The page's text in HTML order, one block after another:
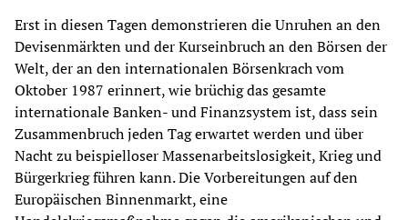
Erst in diesen Tagen demonstrieren die Unruhen an den
Devisenmärkten und der Kurseinbruch an den Börsen der
Welt, der an den internationalen Börsenkrach vom
Oktober 1987 erinnert, wie brüchig das gesamte
internationale Banken- und Finanzsystem ist, dass sein
Zusammenbruch jeden Tag erwartet werden und über
Nacht zu beispielloser Massenarbeitslosigkeit, Krieg und
Bürgerkrieg führen kann. Die Vorbereitungen auf den
Europäischen Binnenmarkt, eine